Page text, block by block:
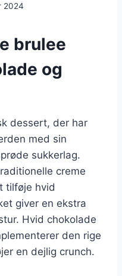
2024
brulee
og
dessert, der har
med sin
sukkerlag.
creme
tilføje hvid
giver en ekstra
Hvid chokolade
den rige
en dejlig crunch.